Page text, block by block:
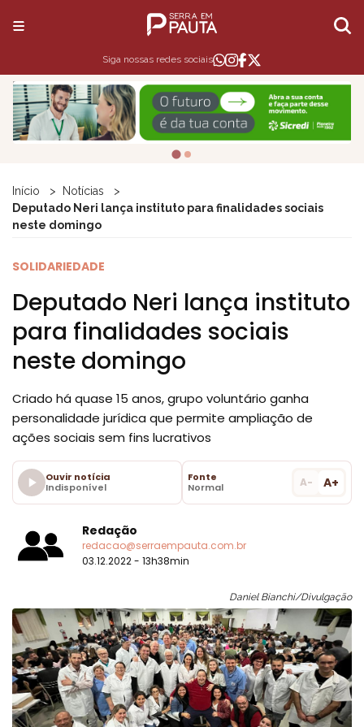
Siga nossas redes sociais
Início
Notícias
Deputado Neri lança instituto para finalidades sociais
neste domingo
SOLIDARIEDADE
Deputado Neri lança instituto
para finalidades sociais
neste domingo
Criado há quase 15 anos, grupo voluntário ganha
personalidade jurídica que permite ampliação de
ações sociais sem fins lucrativos
Ouvir notícia
Indisponível
Fonte
Normal
A- A+
Redação
redacao@serraempauta.com.br
03.12.2022 - 13h38min
Daniel Bianchi/Divulgação